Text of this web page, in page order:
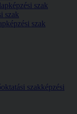
szak
szak
szak
szakképzési